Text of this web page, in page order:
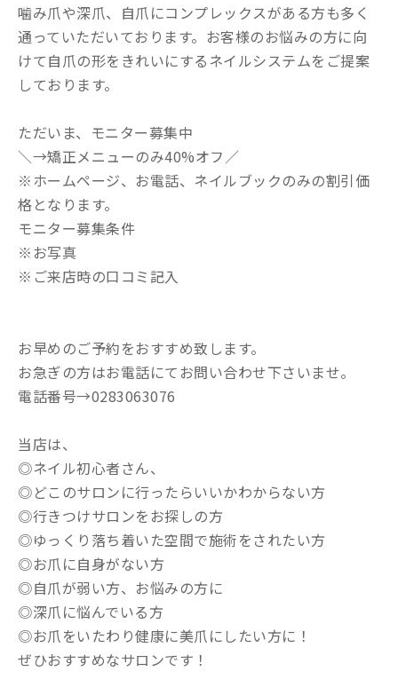
噛み爪や深爪、自爪にコンプレックスがある方も多く
通っていただいております。お客様のお悩みの方に向
けて自爪の形をきれいにするネイルシステムをご提案
しております。
ただいま、モニター募集中
＼→矯正メニューのみ40%オフ／
※ホームページ、お電話、ネイルブックのみの割引価
格となります。
モニター募集条件
※お写真
※ご来店時の口コミ記入
お早めのご予約をおすすめ致します。
お急ぎの方はお電話にてお問い合わせ下さいませ。
電話番号→0283063076
当店は、
◎ネイル初心者さん、
◎どこのサロンに行ったらいいかわからない方
◎行きつけサロンをお探しの方
◎ゆっくり落ち着いた空間で施術をされたい方
◎お爪に自身がない方
◎自爪が弱い方、お悩みの方に
◎深爪に悩んでいる方
◎お爪をいたわり健康に美爪にしたい方に！
ぜひおすすめなサロンです！